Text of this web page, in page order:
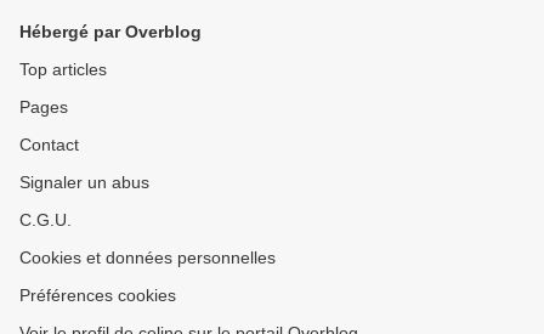
Hébergé par Overblog
Top articles
Pages
Contact
Signaler un abus
C.G.U.
Cookies et données personnelles
Préférences cookies